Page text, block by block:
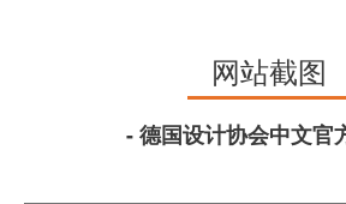
网站截图
- 德国设计协会中文官